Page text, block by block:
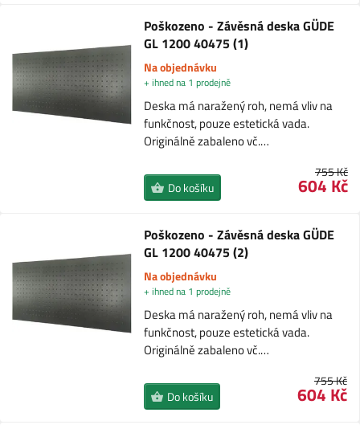
Poškozeno - Závěsná deska GÜDE
GL 1200 40475 (1)
Na objednávku
+ ihned na 1 prodejně
Deska má naražený roh, nemá vliv na
funkčnost, pouze estetická vada.
Originálně zabaleno vč.…
755 Kč
604 Kč
Do košíku
Poškozeno - Závěsná deska GÜDE
GL 1200 40475 (2)
Na objednávku
+ ihned na 1 prodejně
Deska má naražený roh, nemá vliv na
funkčnost, pouze estetická vada.
Originálně zabaleno vč.…
755 Kč
604 Kč
Do košíku